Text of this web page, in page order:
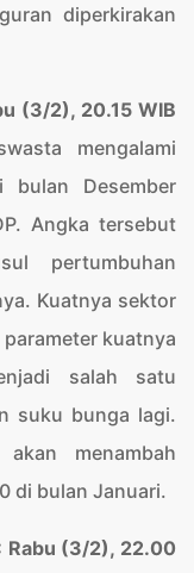
diperkirakan
(3/2), 20.15 WIB
mengalami
bulan Desember
Angka tersebut
pertumbuhan
Kuatnya sektor
kuatnya
salah satu
suku bunga lagi.
menambah
di bulan Januari.
Rabu (3/2), 22.00